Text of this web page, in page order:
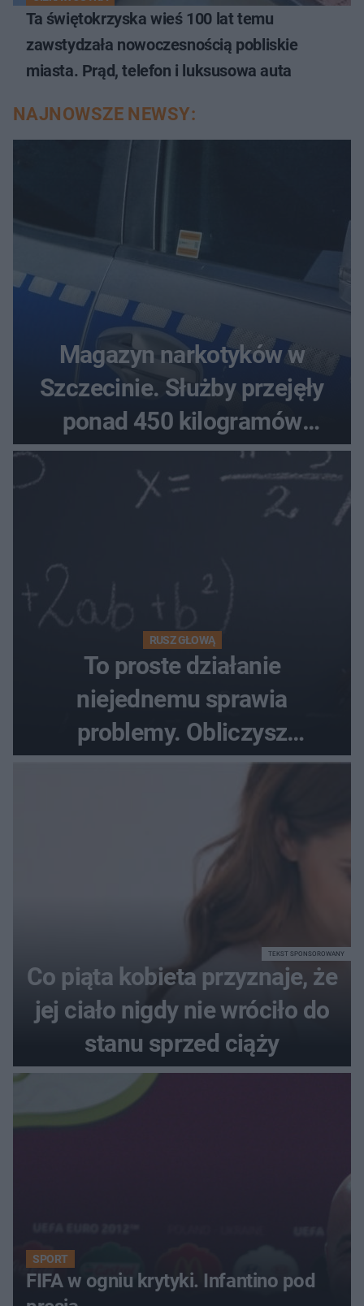
Ta świętokrzyska wieś 100 lat temu
zawstydzała nowoczesnością pobliskie
miasta. Prąd, telefon i luksusowa auta
NAJNOWSZE NEWSY:
Magazyn narkotyków w
Szczecinie. Służby przejęły
ponad 450 kilogramów
towaru
RUSZ GŁOWĄ
To proste działanie
niejednemu sprawia
problemy. Obliczysz
poprawnie, ile to jest
Co piąta kobieta przyznaje, że
jej ciało nigdy nie wróciło do
stanu sprzed ciąży
TEKST SPONSOROWANY
SPORT
FIFA w ogniu krytyki. Infantino pod